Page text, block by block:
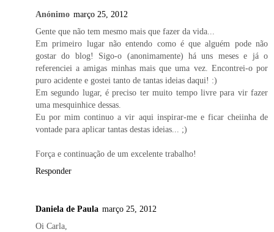
Anónimo março 25, 2012
Gente que não tem mesmo mais que fazer da vida...
Em primeiro lugar não entendo como é que alguém pode não
gostar do blog! Sigo-o (anonimamente) há uns meses e já o
referenciei a amigas minhas mais que uma vez. Encontrei-o por
puro acidente e gostei tanto de tantas ideias daqui! :)
Em segundo lugar, é preciso ter muito tempo livre para vir fazer
uma mesquinhice dessas.
Eu por mim continuo a vir aqui inspirar-me e ficar cheiinha de
vontade para aplicar tantas destas ideias... ;)
Força e continuação de um excelente trabalho!
Responder
Daniela de Paula março 25, 2012
Oi Carla,